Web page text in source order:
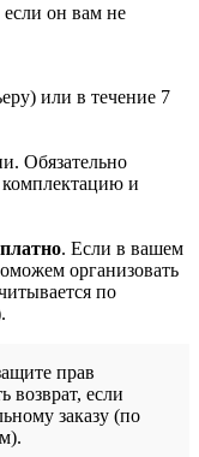
он вам не
или в течение 7
Обязательно
и
. Если в вашем
организовать
по
прав
возврат, если
заказу (по